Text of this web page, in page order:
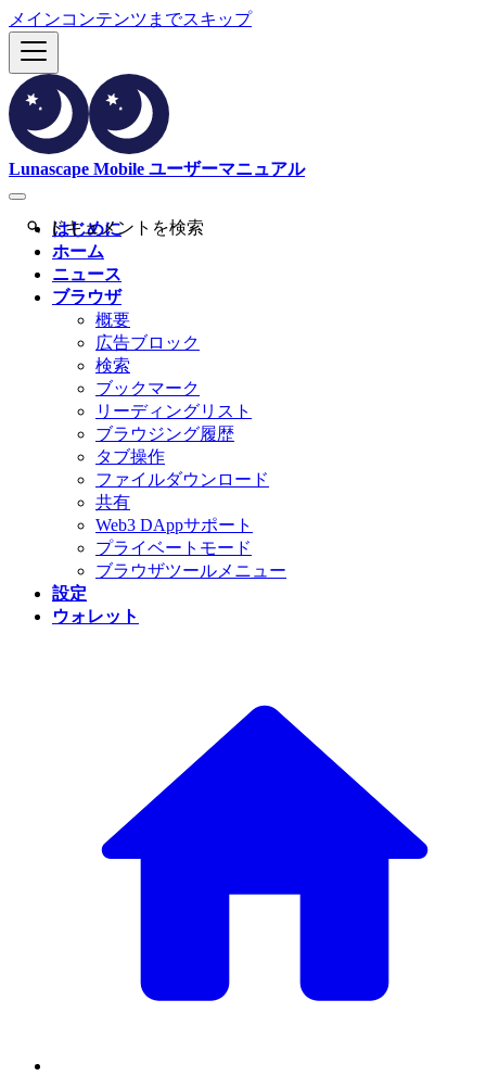
メインコンテンツまでスキップ
Lunascape Mobile ユーザーマニュアル
はじめに
ホーム
ニュース
ブラウザ
概要
広告ブロック
検索
ブックマーク
リーディングリスト
ブラウジング履歴
タブ操作
ファイルダウンロード
共有
Web3 DAppサポート
プライベートモード
ブラウザツールメニュー
設定
ウォレット